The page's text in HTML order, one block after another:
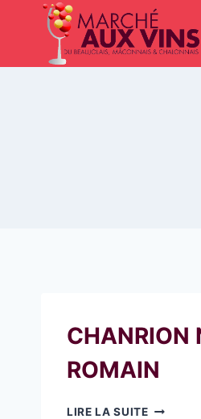
CHANRION
ROMAIN
LIRE LA SUITE